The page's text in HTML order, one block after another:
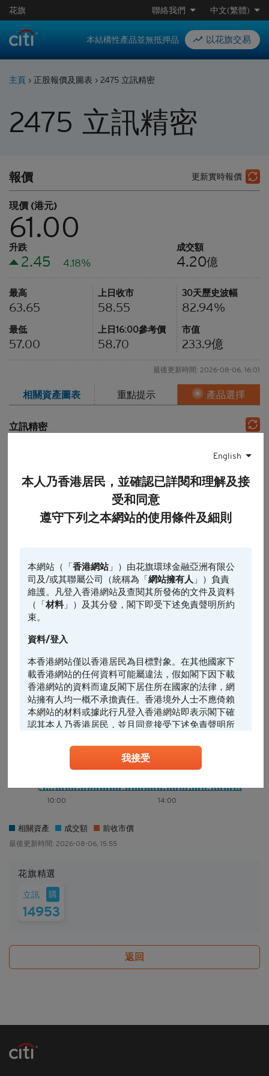
English
本人乃香港居民，並確認已詳閱和理解及接
受和同意
遵守下列之本網站的使用條件及細則
本網站（「香港網站」）由花旗環球金融亞洲有限公
司及/或其聯屬公司（統稱為「網站擁有人 」）負責
維護。凡登入香港網站及查閱其所發佈的文件及資料
（「材料」）及其分發，閣下即受下述免責聲明所約
束。
資料/登入
本香港網站僅以香港居民為目標對象。在其他國家下
載香港網站的任何資料可能屬違法，假如閣下因下載
香港網站的資料而違反閣下居住所在國家的法律，網
站擁有人均一概不承擔責任。香港境外人士不應倚賴
本網站的材料或據此行凡登入香港網站即表示閣下確
認其本人乃香港居民，並且同意接受下述免責聲明所
任何人士登入本香港網站或可能管有其中所載材料，
應當查明及遵照任何適用的限制（包括本文所載
擁有人絕不承擔責任。本香港網站所載的任何資料嚴
的地區複製、分發、傳送、披露或發佈給當地人士，
特別要注意的是，本網站所載的資料不得帶進或傳送
到美國或直接或間接在美國或向任何美籍人士（定義
的法律及法規，本香港網站的內容僅為香港居民而
設， 閣下不應在香港境外登入、瀏覽本香港網站及/
或下載當中任何內容。
成或組成購買、出售、認購或承銷任何材料或本香港
網站所提述或所指的結構性產品（「結構性產品」）
聲明。
我接受
花旗 聯絡我們 中文(繁體)
本結構性產品並無抵押品 以花旗交易
主頁 › 正股報價及圖表 › 2475 立訊精密
2475 立訊精密
更新實時報價
報價
現價 (港元)
61.00
升跌
2.45 4.18%
成交額
4.20億
最高
63.65
最低
57.00
上日收市
58.55
上日16:00參考價
58.70
30天歷史波幅
82.94%
市值
233.9億
最後更新時間: 2026-08-06, 16:01
相關資產圖表 重點提示 產品選擇
立訊精密
圖表種類
棒型圖
技術分析
請選擇
輔助圖表
請選擇
立訊成交額(千萬港元)
10:00 14:00
10:00 14:00
10:00
56
58
60
62
前收市價: 61
相關資產 成交額 前收市價
最後更新時間: 2026-08-06, 15:55
花旗精選
立訊 購
14953
返回